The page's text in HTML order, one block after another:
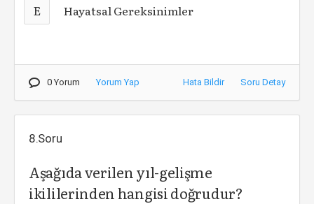
E Hayatsal Gereksinimler
0 Yorum Yorum Yap Hata Bildir Soru Detay
8.Soru
Aşağıda verilen yıl-gelişme
ikililerinden hangisi doğrudur?